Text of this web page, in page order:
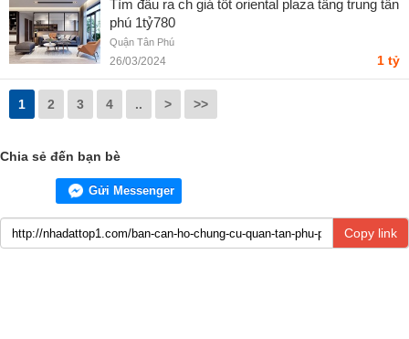
Tìm đâu ra ch giá tốt oriental plaza tầng trung tân
phú 1tỷ780
Quận Tân Phú
26/03/2024 1 tỷ
1 2 3 4 .. > >>
Chia sẻ đến bạn bè
Gửi Messenger
Copy link